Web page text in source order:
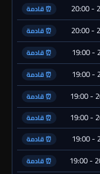
⏰ قادمة
⏰ قادمة
⏰ قادمة
⏰ قادمة
⏰ قادمة
⏰ قادمة
⏰ قادمة
⏰ قادمة